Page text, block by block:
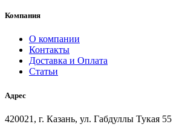
Компания
О компании
Контакты
Доставка и Оплата
Статьи
Адрес
420021, г. Казань, ул. Габдуллы Тукая 55